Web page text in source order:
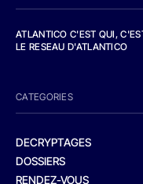
ATLANTICO C'EST QUI,
LE RESEAU D'ATLANTICO
CATEGORIES
DECRYPTAGES
DOSSIERS
RENDEZ-VOUS